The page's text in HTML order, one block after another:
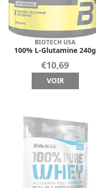
BIOTECH USA
100% L-Glutamine 240g
€10,69
VOIR